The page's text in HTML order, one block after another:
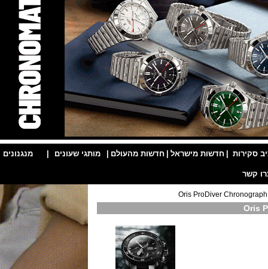
| חדשות מישראל | חדשות מהעולם | מותגי שעונים | מנגנונים |